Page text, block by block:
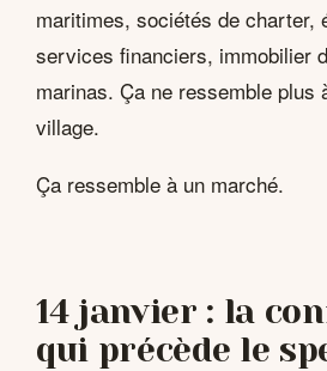
maritimes, sociétés de charter,
services financiers, immobilier
marinas. Ça ne ressemble plus
village.
Ça ressemble à un marché.
14 janvier : la
qui précède le